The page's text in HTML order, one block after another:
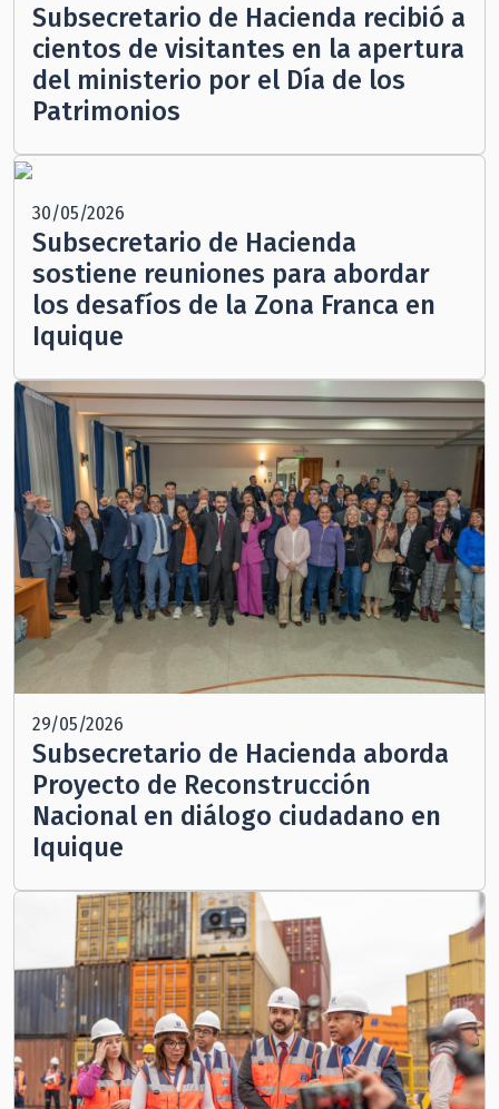
Subsecretario de Hacienda recibió a
cientos de visitantes en la apertura
del ministerio por el Día de los
Patrimonios
30/05/2026
Subsecretario de Hacienda
sostiene reuniones para abordar
los desafíos de la Zona Franca en
Iquique
29/05/2026
Subsecretario de Hacienda aborda
Proyecto de Reconstrucción
Nacional en diálogo ciudadano en
Iquique